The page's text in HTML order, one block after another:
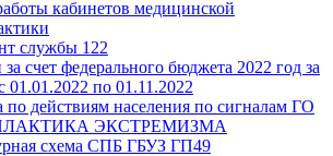
кабинетов медицинской
службы 122
счет федерального бюджета 2022 год за
01.01.2022 по 01.11.2022
по действиям населения по сигналам ГО
ЭКСТРЕМИЗМА
схема СПБ ГБУЗ ГП49